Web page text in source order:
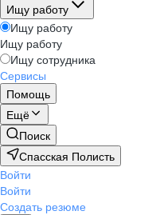
Ищу работу
Ищу работу
Ищу работу
Ищу сотрудника
Сервисы
Помощь
Ещё
Поиск
Спасская Полисть
Войти
Войти
Создать резюме